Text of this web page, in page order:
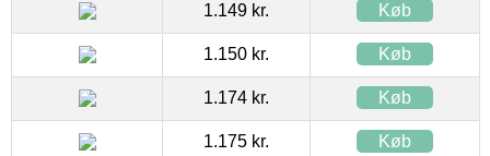
1.149 kr. Køb
1.150 kr. Køb
1.174 kr. Køb
1.175 kr. Køb